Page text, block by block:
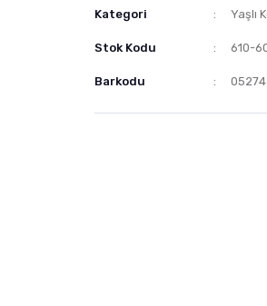
Kategori Yaşlı
Stok Kodu 610-
Barkodu